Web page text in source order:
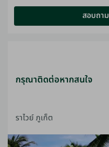
สอบถาม
กรุณาติดต่อหากสนใจ
ราไวย์ ภูเก็ต